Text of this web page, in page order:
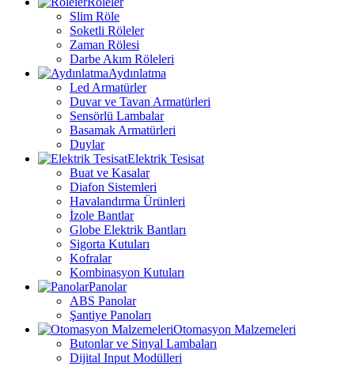
Slim Röle
Soketli Röleler
Zaman Rölesi
Darbe Akım Röleleri
Aydınlatma
Led Armatürler
Duvar ve Tavan Armatürleri
Sensörlü Lambalar
Basamak Armatürleri
Duylar
Elektrik Tesisat
Buat ve Kasalar
Diafon Sistemleri
Havalandırma Ürünleri
İzole Bantlar
Globe Elektrik Bantları
Sigorta Kutuları
Kofralar
Kombinasyon Kutuları
Panolar
ABS Panolar
Şantiye Panoları
Otomasyon Malzemeleri
Butonlar ve Sinyal Lambaları
Dijital Input Modülleri